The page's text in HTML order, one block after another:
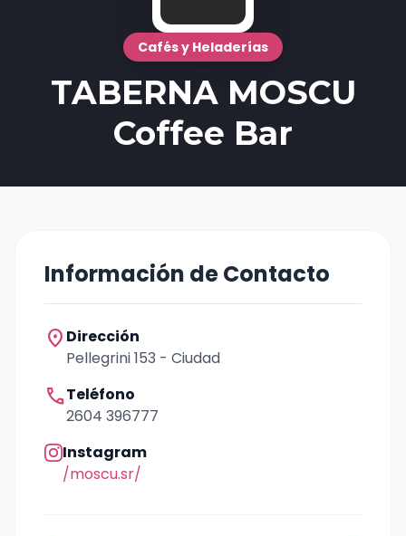
Cafés y Heladerías
TABERNA MOSCU
Coffee Bar
Información de Contacto
location_on Dirección
Pellegrini 153 - Ciudad
callTeléfono
2604 396777
Instagram
/moscu.sr/